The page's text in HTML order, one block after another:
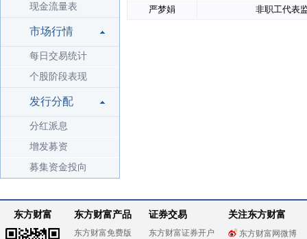
现金流量表
市场行情
每日交易统计
个股阶段表现
发行分配
分红派息
增发募资
募集资金投向
严梦娟
非职工代表
东方财富 东方财富产品
东方财富免费版
证券交易
东方财富证券开户
关注东方财富
东方财富网微博